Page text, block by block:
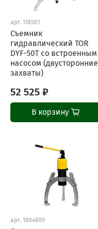
арт. 118501
Съемник
гидравлический TOR
DYF-50T со встроенным
насосом (двусторонние
захваты)
52 525 ₽
В корзину
арт. 1004809